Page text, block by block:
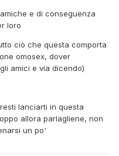
e di conseguenza
loro
ciò che questa comporta
omosex, dover
amici e via dicendo)
lanciarti in questa
allora parlagliene, non
un po'